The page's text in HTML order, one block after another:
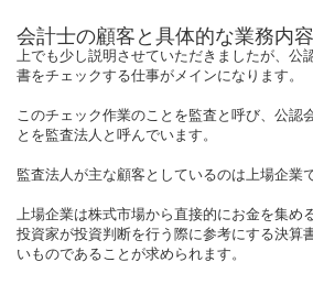
会計士の顧客と具体的な業務内容
上でも少し説明させていただきましたが、公
書をチェックする仕事がメインになります。
このチェック作業のことを監査と呼び、公認
とを監査法人と呼んでいます。
監査法人が主な顧客としているのは上場企業で
上場企業は株式市場から直接的にお金を集め
投資家が投資判断を行う際に参考にする決算
いものであることが求められます。